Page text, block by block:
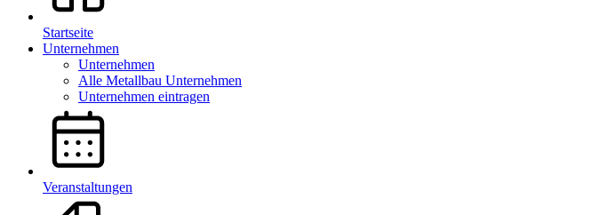
Startseite
Unternehmen
Unternehmen
Alle Metallbau Unternehmen
Unternehmen eintragen
Veranstaltungen